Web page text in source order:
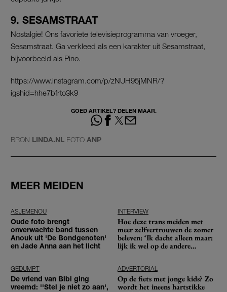
9. SESAMSTRAAT
Nostalgie! Ons favoriete televisieprogramma van vroeger,
Sesamstraat. Ga verkleed als een karakter uit Sesamstraat,
bijvoorbeeld als Pino.
https://www.instagram.com/p/zNUH95jMNR/?
igshid=hhe7bfrto3k9
GOED ARTIKEL? DELEN MAAR.
BRON LINDA.NL FOTO ANP
MEER MEIDEN
ASJEMENOU
Oude foto brengt
onverwachte band tussen
Anouk uit 'De Bondgenoten'
en Jade Anna aan het licht
INTERVIEW
Hoe deze trans meiden met
meer zelfvertrouwen de zomer
beleven: ‘Ik dacht alleen maar:
lijk ik wel op de andere
meiden?’
GEDUMPT
De vriend van Bibi ging
vreemd: ''Stel je niet zo aan',
ADVERTORIAL
Op de fiets met jonge kids? Zo
wordt het ineens hartstikke